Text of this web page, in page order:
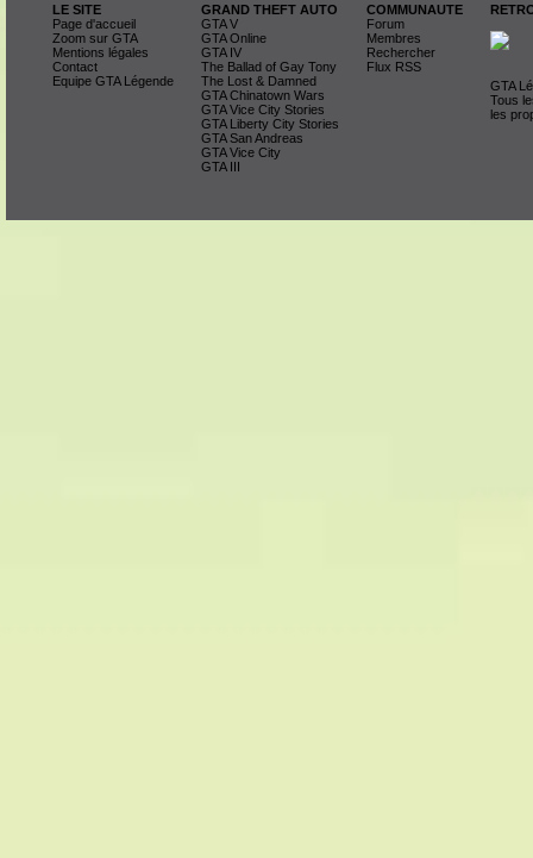
LE SITE
Page d'accueil
Zoom sur GTA
Mentions légales
Contact
Equipe GTA Légende
GRAND THEFT AUTO
GTA V
GTA Online
GTA IV
The Ballad of Gay Tony
The Lost & Damned
GTA Chinatown Wars
GTA Vice City Stories
GTA Liberty City Stories
GTA San Andreas
GTA Vice City
GTA III
COMMUNAUTE
Forum
Membres
Rechercher
Flux RSS
GTA
Tous
les